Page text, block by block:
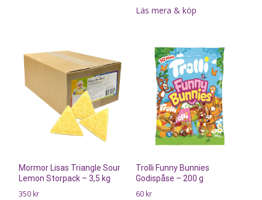
Läs mera & köp
Mormor Lisas Triangle Sour
Lemon Storpack – 3,5 kg
350 kr
Trolli Funny Bunnies
Godispåse – 200 g
60 kr